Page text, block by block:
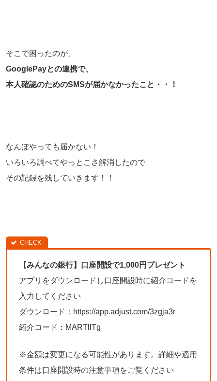
そこで困ったのが、
GooglePayとの連携で、
本人確認のためのSMSが届かなかったこと・・！
なんぼやっても届かない！
いろいろ調べてやっとこさ解消したので
その記録を残していきます！！
【みんなの銀行】口座開設で1,000円プレゼント
アプリをダウンロードし口座開設時に紹介コードを
入力してください
ダウンロード：https://app.adjust.com/3zgja3r
紹介コード：MARTllTg
※金額は変更になる可能性があります。詳細や適用
条件は口座開設時の注意事項をご覧ください